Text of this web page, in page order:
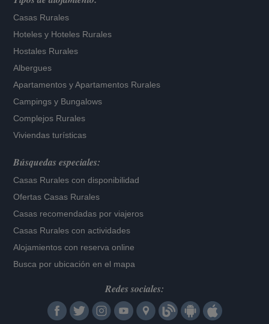
Casas Rurales
Hoteles y Hoteles Rurales
Hostales Rurales
Albergues
Apartamentos yApartamentos Rurales
Campings y Bungalows
Complejos Rurales
Viviendas turísticas
Búsquedas especiales:
Casas Rurales con disponibilidad
Ofertas Casas Rurales
Casas recomendadas por viajeros
Casas Rurales con actividades
Alojamientos con reserva online
Busca por ubicación en el mapa
Redes sociales: